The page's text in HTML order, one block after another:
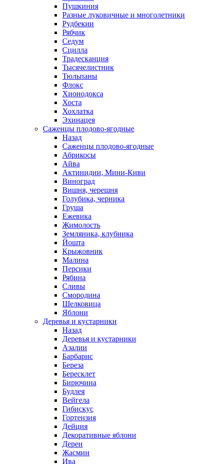
Пушкиния
Разные луковичные и многолетники
Рудбекии
Рябчик
Седум
Сцилла
Традесканция
Тысячелистник
Тюльпаны
Флокс
Хионодокса
Хоста
Хохлатка
Эхинацея
Саженцы плодово-ягодные
Назад
Саженцы плодово-ягодные
Абрикосы
Айва
Актинидии, Мини-Киви
Виноград
Вишня, черешня
Голубика, черника
Груша
Ежевика
Жимолость
Земляника, клубника
Йошта
Крыжовник
Малина
Персики
Рябина
Сливы
Смородина
Шелковица
Яблони
Деревья и кустарники
Назад
Деревья и кустарники
Азалии
Барбарис
Береза
Бересклет
Бирючина
Будлея
Вейгела
Гибискус
Гортензия
Дейция
Декоративные яблони
Дерен
Жасмин
Ива